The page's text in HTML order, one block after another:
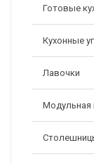
Готовые
Кухонные
Лавочки
Модульная
Кресло